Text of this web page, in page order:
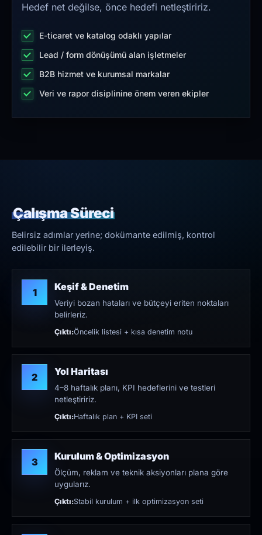
Hedef net değilse, önce hedefi netleştiririz.
E-ticaret ve katalog odaklı yapılar
Lead / form dönüşümü alan işletmeler
B2B hizmet ve kurumsal markalar
Veri ve rapor disiplinine önem veren ekipler
Çalışma Süreci
Belirsiz adımlar yerine; dokümante edilmiş, kontrol
edilebilir bir ilerleyiş.
1 Keşif & Denetim
Veriyi bozan hataları ve bütçeyi eriten noktaları
belirleriz.
Çıktı:Öncelik listesi + kısa denetim notu
2 Yol Haritası
4–8 haftalık planı, KPI hedeflerini ve testleri
netleştiririz.
Çıktı:Haftalık plan + KPI seti
3 Kurulum & Optimizasyon
Ölçüm, reklam ve teknik aksiyonları plana göre
uygularız.
Çıktı:Stabil kurulum + ilk optimizasyon seti